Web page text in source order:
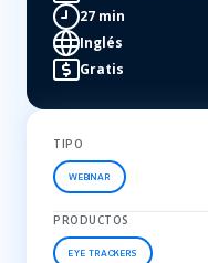
27 min
Inglés
Gratis
TIPO
WEBINAR
PRODUCTOS
EYE TRACKERS